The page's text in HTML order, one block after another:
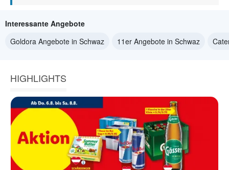
Interessante Angebote
Goldora Angebote in Schwaz
11er Angebote in Schwaz
HIGHLIGHTS